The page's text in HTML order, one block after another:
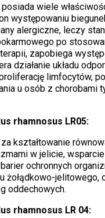
wiele
występowaniu
alergiczne, leczy
po
zapobiega
działanie układu
limfocytów,
u osób z chorobami
rhamnosus LR05:
kształtowanie
w jelicie, wsparcie
ochronnych
żołądkowo-jelitowego,
oddechowych.
rhamnosus LR 04: